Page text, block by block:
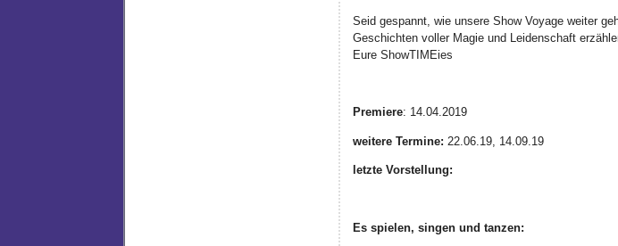
Seid gespannt, wie unsere Show Voyage weiter
Geschichten voller Magie und Leidenschaft
Eure ShowTIMEies
Premiere: 14.04.2019
weitere Termine: 22.06.19, 14.09.19
letzte Vorstellung:
Es spielen, singen und tanzen: